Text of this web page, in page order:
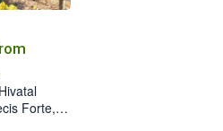
Forte,